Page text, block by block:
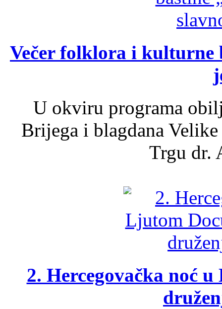
Večer folklora i kulturne
U okviru programa
Brijega i blagdana
Trgu dr.
2. Hercegovačka noć